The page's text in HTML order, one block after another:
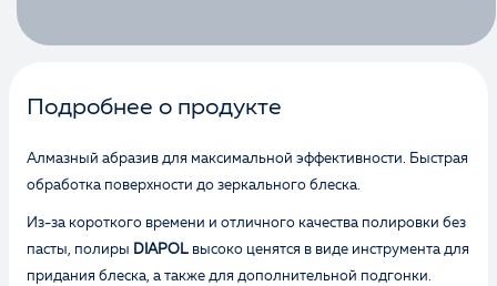
Подробнее о продукте
Алмазный абразив для максимальной эффективности. Быстрая
обработка поверхности до зеркального блеска.
Из-за короткого времени и отличного качества полировки без
пасты, полиры DIAPOL высоко ценятся в виде инструмента для
придания блеска, а также для дополнительной подгонки.